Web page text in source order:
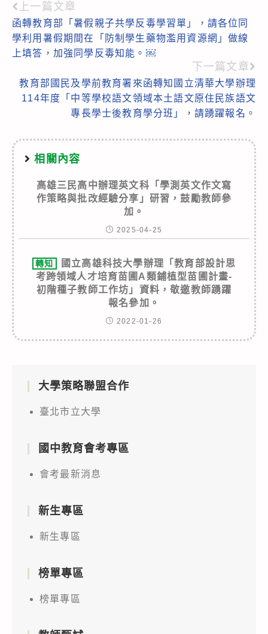
Read
more
articles
上一篇文章
函轉教育部「暑假親子共學反毒學習單」，請各位同
學利用暑假期間在「防制學生藥物濫用資源網」做線
上填答，加強同學反毒知能。￼
下一篇文章
教育部國民及學前教育署來函轉知國立清華大學辦理
114年度「中等學校語文領域本土語文原住民族語文
專長學士後教育學分班」，請踴躍報名。
相關內容
高雄三民高中辦理英文科「學測英文作文寫
作策略與批改經驗分享」研習，鼓勵教師參
加。
2025-04-25
轉知
國立高雄科技大學辦理「教育部設計思
考跨領域人才培育苗圃A類鋪植型苗圃計畫-
初階種子教師工作坊」資料，敬邀教師踴躍
報名參加。
2022-01-26
大學策略聯盟合作
臺北市立大學
國中教育會考專區
會考最新消息
新生專區
新生專區
榜單專區
榜單專區